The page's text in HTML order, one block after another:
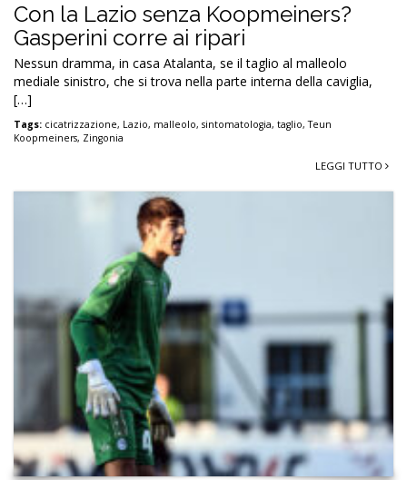
Con la Lazio senza Koopmeiners?
Gasperini corre ai ripari
Nessun dramma, in casa Atalanta, se il taglio al malleolo
mediale sinistro, che si trova nella parte interna della caviglia,
[…]
Tags: cicatrizzazione, Lazio, malleolo, sintomatologia, taglio,Teun
Koopmeiners, Zingonia
LEGGI TUTTO